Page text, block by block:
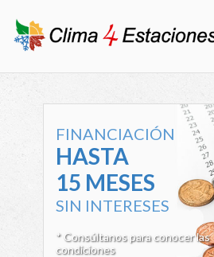
FINANCIACIÓN
HASTA
15 MESES
SIN INTERESES
* Consúltanos para conocer las
condiciones